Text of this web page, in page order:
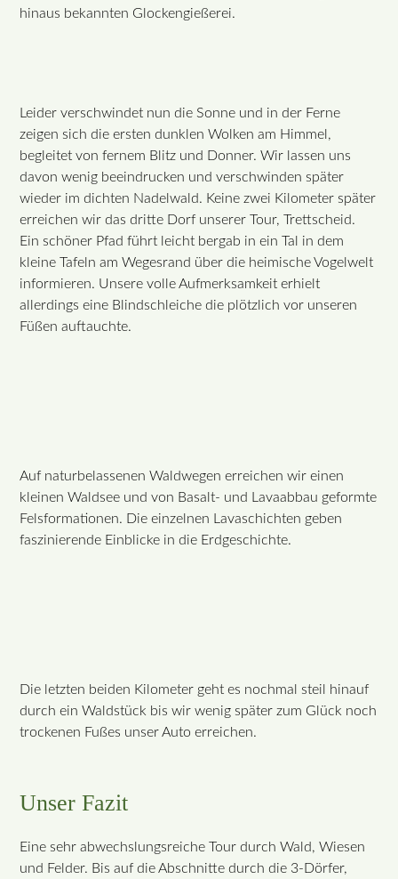
hinaus bekannten Glockengießerei.
Leider verschwindet nun die Sonne und in der Ferne
zeigen sich die ersten dunklen Wolken am Himmel,
begleitet von fernem Blitz und Donner. Wir lassen uns
davon wenig beeindrucken und verschwinden später
wieder im dichten Nadelwald. Keine zwei Kilometer später
erreichen wir das dritte Dorf unserer Tour, Trettscheid.
Ein schöner Pfad führt leicht bergab in ein Tal in dem
kleine Tafeln am Wegesrand über die heimische Vogelwelt
informieren. Unsere volle Aufmerksamkeit erhielt
allerdings eine Blindschleiche die plötzlich vor unseren
Füßen auftauchte.
Auf naturbelassenen Waldwegen erreichen wir einen
kleinen Waldsee und von Basalt- und Lavaabbau geformte
Felsformationen. Die einzelnen Lavaschichten geben
faszinierende Einblicke in die Erdgeschichte.
Die letzten beiden Kilometer geht es nochmal steil hinauf
durch ein Waldstück bis wir wenig später zum Glück noch
trockenen Fußes unser Auto erreichen.
Unser Fazit
Eine sehr abwechslungsreiche Tour durch Wald, Wiesen
und Felder. Bis auf die Abschnitte durch die 3-Dörfer,